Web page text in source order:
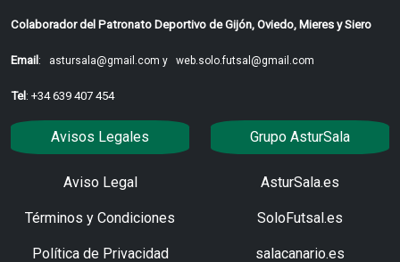
Colaborador del Patronato Deportivo de Gijón, Oviedo, Mieres y Siero
Email: astursala@gmail.com y web.solo.futsal@gmail.com
Tel: +34 639 407 454
Avisos Legales
Aviso Legal
Términos y Condiciones
Política de Privacidad
Grupo AsturSala
AsturSala.es
SoloFutsal.es
salacanario.es